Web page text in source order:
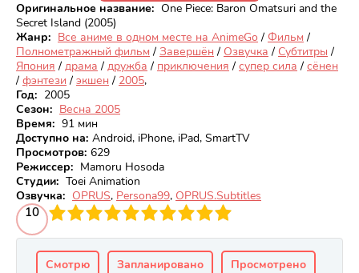
Оригинальное название: One Piece: Baron Omatsuri and the
Secret Island (2005)
Жанр: Все аниме в одном месте на AnimeGo / Фильм /
Полнометражный фильм / Завершён / Озвучка / Субтитры /
Япония / драма / дружба / приключения / супер сила / сёнен
/ фэнтези / экшен / 2005,
Год: 2005
Сезон: Весна 2005
Время: 91 мин
Доступно на: Android, iPhone, iPad, SmartTV
Просмотров: 629
Режиссер: Mamoru Hosoda
Студии: Toei Animation
Озвучка: OPRUS, Persona99, OPRUS.Subtitles
10
4 5 6 7 8 9 10
Смотрю Запланировано Просмотрено